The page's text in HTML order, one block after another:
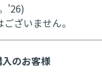
'26)
ざいません。
のお客様